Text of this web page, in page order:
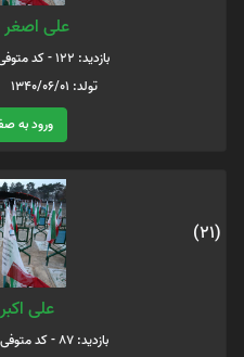
علی
بازدید: 122 - کد متوفی: 5063216
تولد: 1340/06/01 فوت: 1360/09/08
ورود به
(21)
علی
بازدید: 87 - کد متوفی: 5063304